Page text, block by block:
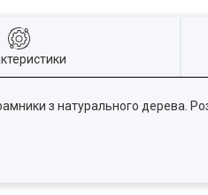
з натурального дерева.